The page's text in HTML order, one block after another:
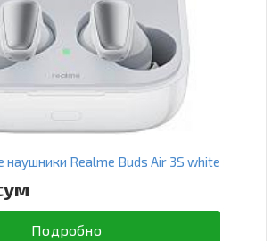
наушники Realme Buds Air 3S white
Подробно